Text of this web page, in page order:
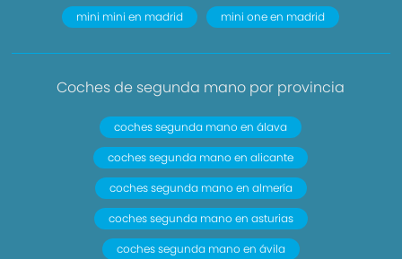
mini mini en madrid
mini one en madrid
Coches de segunda mano por provincia
coches segunda mano en álava
coches segunda mano en alicante
coches segunda mano en almería
coches segunda mano en asturias
coches segunda mano en ávila